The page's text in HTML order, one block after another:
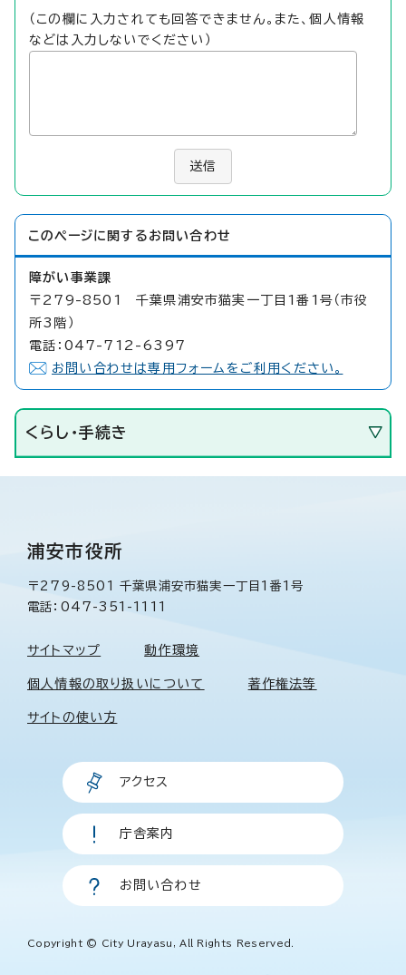
（この欄に入力されても回答できません。また、個人情報
などは入力しないでください）
送信
このページに関する お問い合わせ
障がい事業課
〒279-8501 千葉県浦安市猫実一丁目1番1号（市役
所3階）
電話：047-712-6397
お問い合わせは専用フォームをご利用ください。
くらし・手続き
浦安市役所
〒279-8501 千葉県浦安市猫実一丁目1番1号
電話：047-351-1111
サイトマップ 動作環境
個人情報の取り扱いについて 著作権法等
サイトの使い方
アクセス
庁舎案内
お問い合わせ
Copyright © City Urayasu, All Rights Reserved.